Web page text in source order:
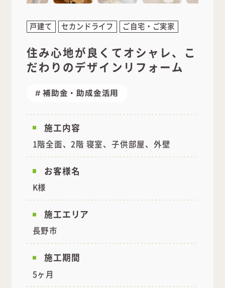
戸建て セカンドライフ ご自宅・ご実家
住み心地が良くてオシャレ、こ
だわりのデザインリフォーム
補助金・助成金活用
施工内容
1階全面、2階 寝室、子供部屋、外壁
お客様名
K様
施工エリア
長野市
施工期間
5ヶ月